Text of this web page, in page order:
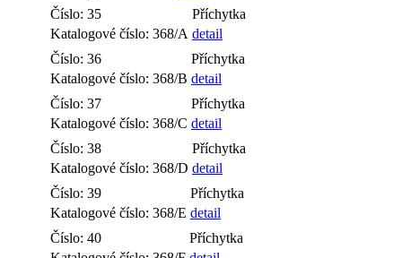
Číslo: 35
Příchytka
Katalogové číslo: 368/A detail
Číslo: 36
Příchytka
Katalogové číslo: 368/B detail
Číslo: 37
Příchytka
Katalogové číslo: 368/C detail
Číslo: 38
Příchytka
Katalogové číslo: 368/D detail
Číslo: 39
Příchytka
Katalogové číslo: 368/E detail
Číslo: 40
Příchytka